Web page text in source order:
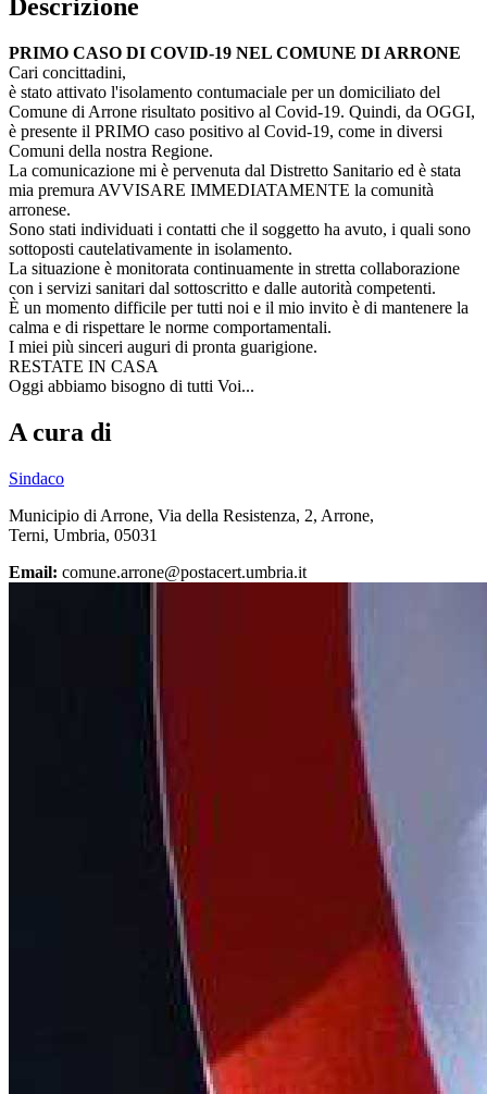
Descrizione
PRIMO CASO DI COVID-19 NEL COMUNE DI ARRONE
Cari concittadini,
è stato attivato l'isolamento contumaciale per un domiciliato del
Comune di Arrone risultato positivo al Covid-19. Quindi, da OGGI,
è presente il PRIMO caso positivo al Covid-19, come in diversi
Comuni della nostra Regione.
La comunicazione mi è pervenuta dal Distretto Sanitario ed è stata
mia premura AVVISARE IMMEDIATAMENTE la comunità
arronese.
Sono stati individuati i contatti che il soggetto ha avuto, i quali sono
sottoposti cautelativamente in isolamento.
La situazione è monitorata continuamente in stretta collaborazione
con i servizi sanitari dal sottoscritto e dalle autorità competenti.
È un momento difficile per tutti noi e il mio invito è di mantenere la
calma e di rispettare le norme comportamentali.
I miei più sinceri auguri di pronta guarigione.
RESTATE IN CASA
Oggi abbiamo bisogno di tutti Voi...
A cura di
Sindaco
Municipio di Arrone, Via della Resistenza, 2, Arrone,
Terni, Umbria, 05031
Email: comune.arrone@postacert.umbria.it